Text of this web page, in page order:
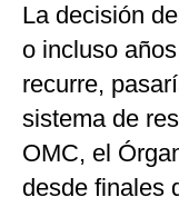
La decisión
o incluso
recurre,
sistema de
OMC, el
desde finales